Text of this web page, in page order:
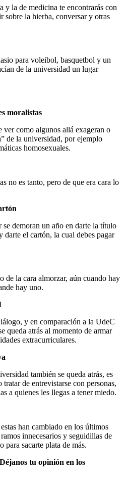
y la de medicina te encontrarás con
sobre la hierba, conversar y otras
para voleibol, basquetbol y un
de la universidad un lugar
moralistas
ver como algunos allá exageran o
de la universidad, por ejemplo
homosexuales.
no es tanto, pero de que era cara lo
se demoran un año en darte la título
darte el cartón, la cual debes pagar
de la cara almorzar, aún cuando hay
hay uno.
y en comparación a la UdeC
queda atrás al momento de armar
extracurriculares.
también se queda atrás, es
de entrevistarse con personas,
a quienes les llegas a tener miedo.
han cambiado en los últimos
innecesarios y seguidillas de
para sacarte plata de más.
tu opinión en los